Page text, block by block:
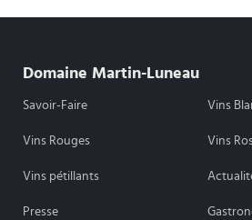
Domaine Martin-Luneau
Savoir-Faire Vins
Vins Rouges Vins
Vins pétillants
Presse